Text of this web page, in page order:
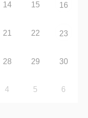
14 15 16
21 22 23
28 29 30
4 5 6